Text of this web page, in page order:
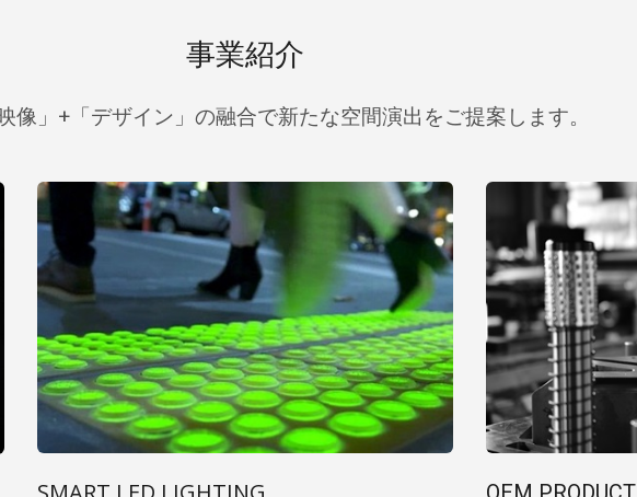
事業紹介
像」+「デザイン」の融合で新たな空間演出をご提案します。